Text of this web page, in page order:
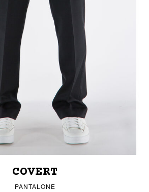
COVERT
PANTALONE